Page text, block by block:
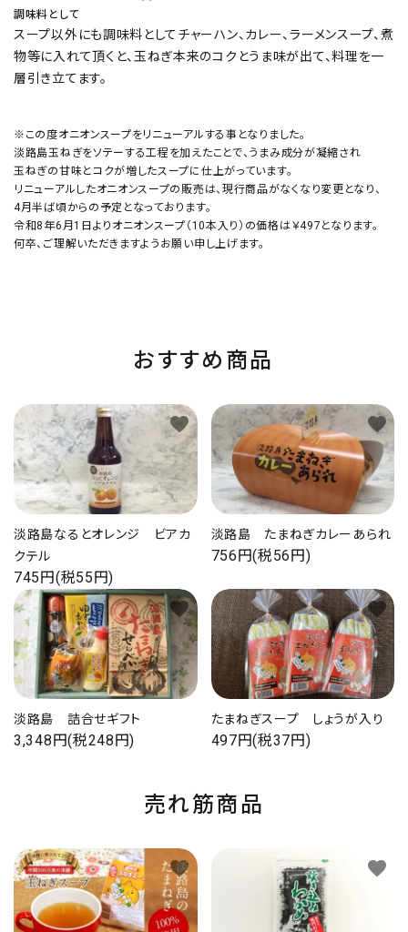
調味料として
スープ以外にも調味料としてチャーハン、カレー、ラーメンスープ、煮
物等に入れて頂くと、玉ねぎ本来のコクとうま味が出て、料理を一
層引き立てます。
※この度オニオンスープをリニューアルする事となりました。
淡路島玉ねぎをソテーする工程を加えたことで、うまみ成分が凝縮され
玉ねぎの甘味とコクが増したスープに仕上がっています。
リニューアルしたオニオンスープの販売は、現行商品がなくなり変更となり、
4月半ば頃からの予定となっております。
令和8年6月1日よりオニオンスープ（10本入り）の価格は￥497となります。
何卒、ご理解いただきますようお願い申し上げます。
おすすめ商品
淡路島なるとオレンジ ビアカ
クテル
745円(税55円)
favorite
淡路島 たまねぎカレーあられ
756円(税56円)
favorite
淡路島 詰合せギフト
3,348円(税248円)
favorite
たまねぎスープ しょうが入り
497円(税37円)
favorite
売れ筋商品
favorite favorite